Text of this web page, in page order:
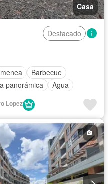
Casa
Destacado
Barbecue
panorámica
Agua
Lopez